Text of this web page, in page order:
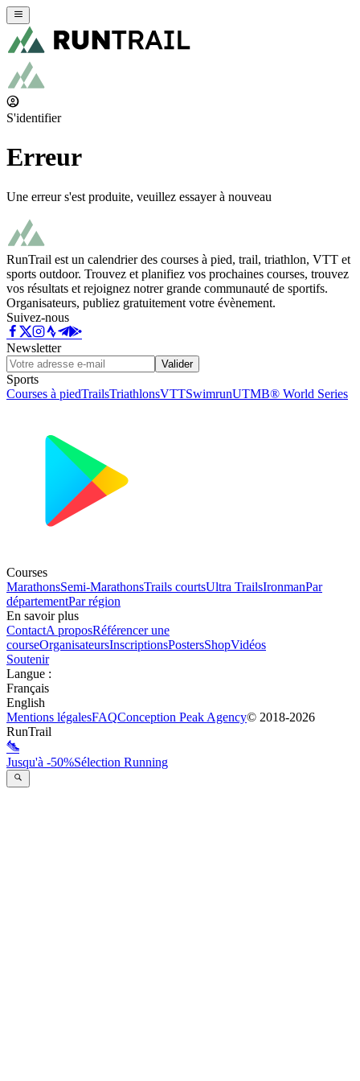
S'identifier
Erreur
Une erreur s'est produite, veuillez essayer à nouveau
RunTrail est un calendrier des courses à pied, trail, triathlon, VTT et
sports outdoor. Trouvez et planifiez vos prochaines courses, trouvez
vos résultats et rejoignez notrer grande communauté de sportifs.
Organisateurs, publiez gratuitement votre évènement.
Suivez-nous
Newsletter
Valider
Sports
Courses à piedTrailsTriathlonsVTTSwimrunUTMB® World Series
Courses
MarathonsSemi-MarathonsTrails courtsUltra TrailsIronmanPar
départementPar région
En savoir plus
ContactA proposRéférencer une
courseOrganisateursInscriptionsPostersShopVidéos
Soutenir
Langue :
Français
English
Mentions légalesFAQConception Peak Agency© 2018-2026
RunTrail
Jusqu'à -50%Sélection Running